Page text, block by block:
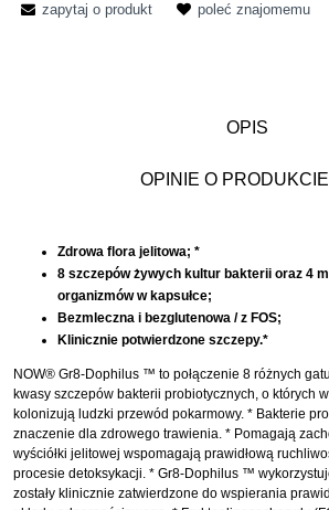
zapytaj o produkt poleć znajomemu
OPIS
OPINIE O
Zdrowa flora jelitowa; *
8 szczepów żywych kultur bakterii oraz 4
organizmów w kapsułce;
Bezmleczna i bezglutenowa / z FOS;
Klinicznie potwierdzone szczepy.*
NOW® Gr8-Dophilus ™ to połączenie 8 różnych
kwasy szczepów bakterii probiotycznych, o których
kolonizują ludzki przewód pokarmowy. * Bakterie
znaczenie dla zdrowego trawienia. * Pomagają
wyściółki jelitowej wspomagają prawidłową
procesie detoksykacji. * Gr8-Dophilus ™
zostały klinicznie zatwierdzone do wspierania